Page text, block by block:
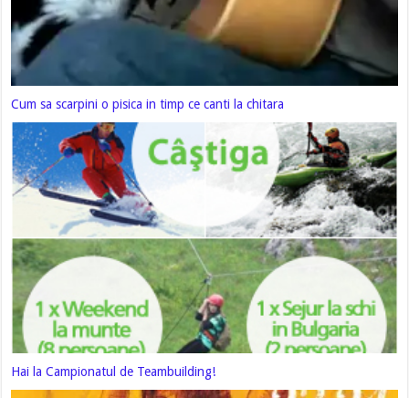
Cum sa scarpini o pisica in timp ce canti la chitara
Hai la Campionatul de Teambuilding!